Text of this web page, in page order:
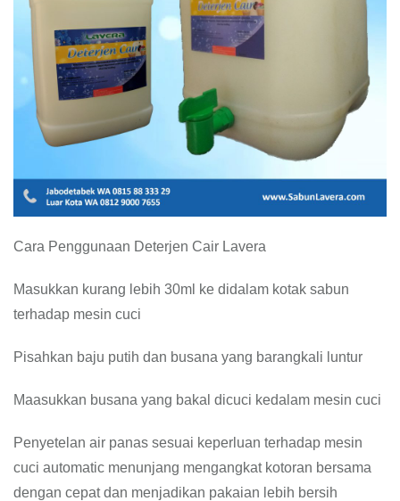
Cara Penggunaan Deterjen Cair Lavera
Masukkan kurang lebih 30ml ke didalam kotak sabun
terhadap mesin cuci
Pisahkan baju putih dan busana yang barangkali luntur
Maasukkan busana yang bakal dicuci kedalam mesin cuci
Penyetelan air panas sesuai keperluan terhadap mesin
cuci automatic menunjang mengangkat kotoran bersama
dengan cepat dan menjadikan pakaian lebih bersih